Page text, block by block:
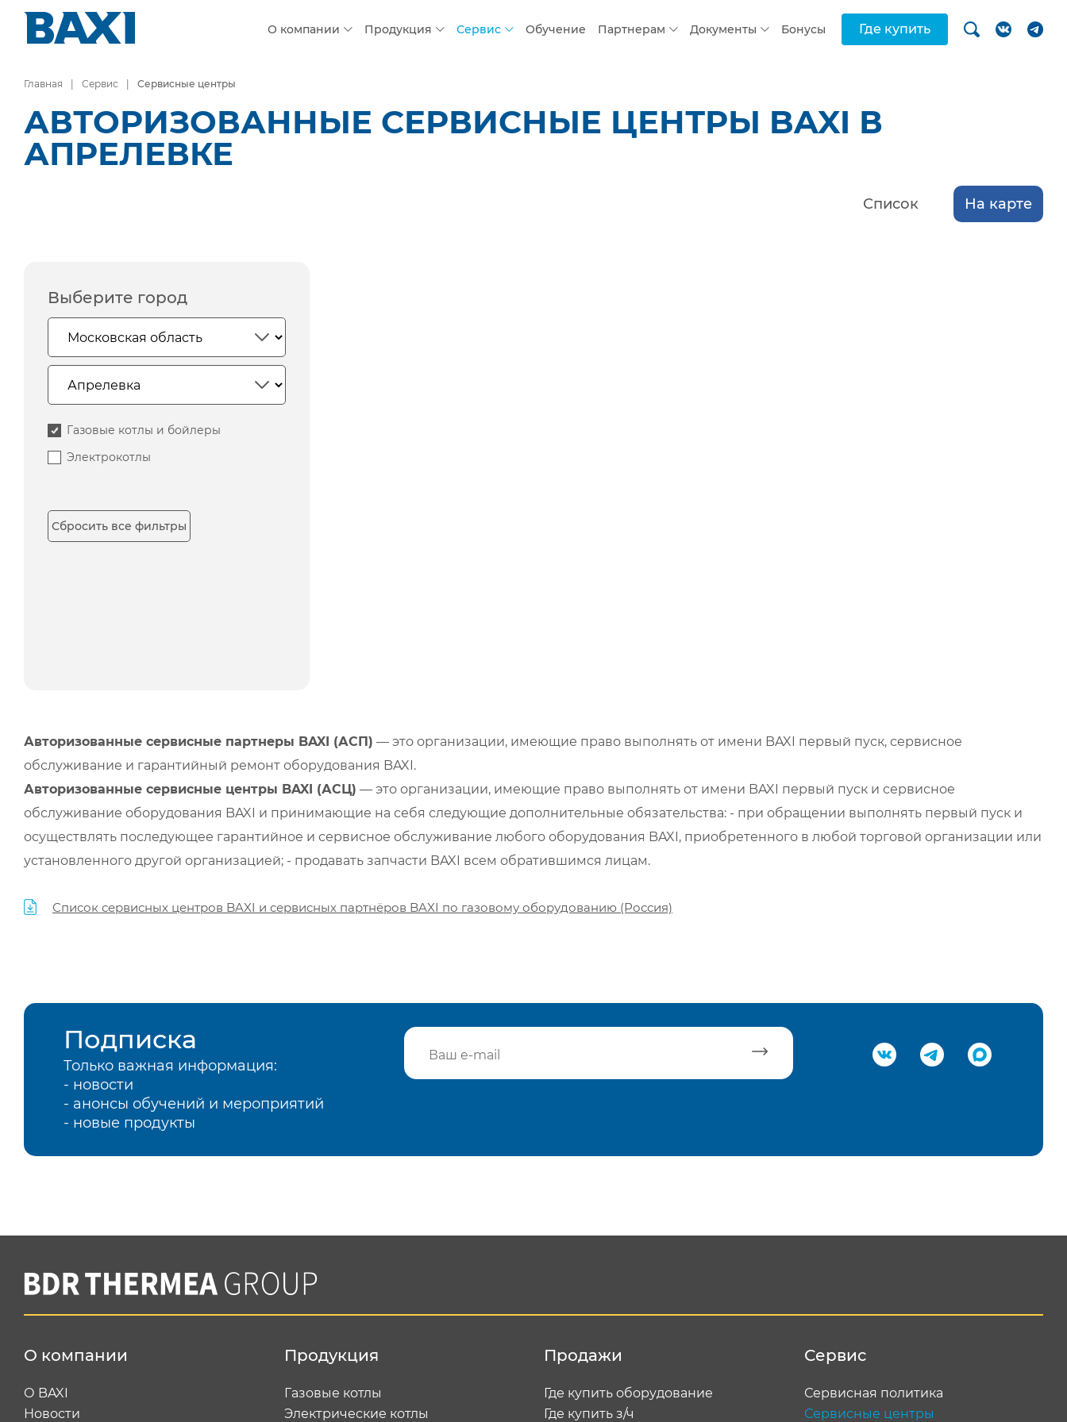
О компании Продукция Сервис Обучение Партнерам Документы Бонусы Где купить
Главная Сервис Сервисные центры
АВТОРИЗОВАННЫЕ СЕРВИСНЫЕ ЦЕНТРЫ BAXI В
АПРЕЛЕВКЕ
Список На карте
Выберите город
Газовые котлы и бойлеры
Электрокотлы
Сбросить все фильтры
Авторизованные сервисные партнеры BAXI (АСП) — это организации, имеющие право выполнять от имени BAXI первый пуск, сервисное
обслуживание и гарантийный ремонт оборудования BAXI.
Авторизованные сервисные центры BAXI (АСЦ) — это организации, имеющие право выполнять от имени BAXI первый пуск и сервисное
обслуживание оборудования BAXI и принимающие на себя следующие дополнительные обязательства: - при обращении выполнять первый пуск и
осуществлять последующее гарантийное и сервисное обслуживание любого оборудования BAXI, приобретенного в любой торговой организации или
установленного другой организацией; - продавать запчасти BAXI всем обратившимся лицам.
Список сервисных центров BAXI и сервисных партнёров BAXI по газовому оборудованию (Россия)
Подписка
Только важная информация:
- новости
- анонсы обучений и мероприятий
- новые продукты
О компании
О BAXI
Новости
Продукция
Газовые котлы
Электрические котлы
Продажи
Где купить оборудование
Где купить з/ч
Сервис
Сервисная политика
Сервисные центры